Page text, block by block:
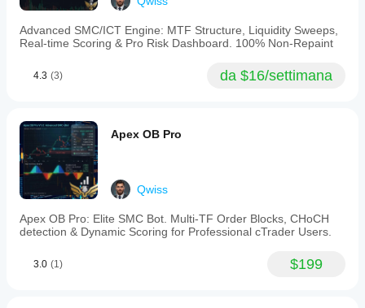
hunts,
avoid
false
target
moves.
The
indicator
requires
tick
data
and
visual
signals
with
Advanced SMC/ICT Engine: MTF Structure, Liquidity Sweeps,
Real-time Scoring & Pro Risk Dashboard. 100% Non-Repaint
4.3 (3) da $16/settimana
Apex OB Pro
Qwiss
Apex OB Pro: Elite SMC Bot. Multi-TF Order Blocks, CHoCH
detection & Dynamic Scoring for Professional cTrader Users.
3.0 (1) $199